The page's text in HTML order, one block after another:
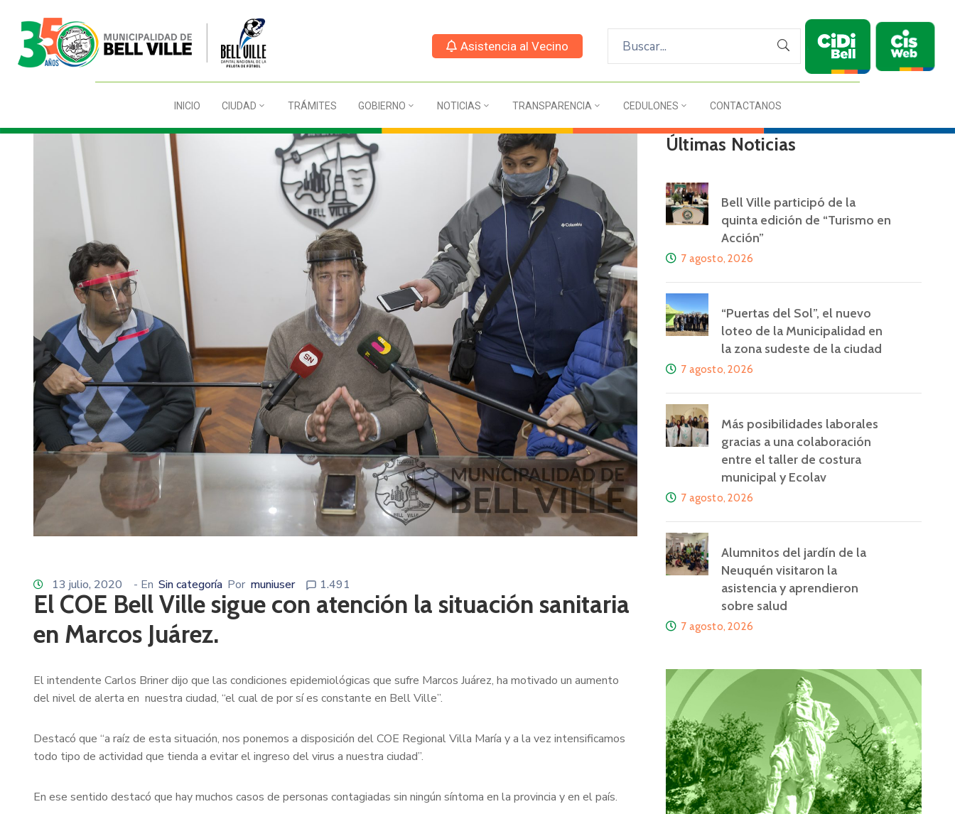
Asistencia al Vecino
INICIO CIUDAD TRÁMITES GOBIERNO NOTICIAS TRANSPARENCIA CEDULONES CONTACTANOS
13 julio, 2020 - En Sin categoría Por muniuser 1.491
El COE Bell Ville sigue con atención la situación sanitaria
en Marcos Juárez.
El intendente Carlos Briner dijo que las condiciones epidemiológicas que sufre Marcos Juárez, ha motivado un aumento
del nivel de alerta en nuestra ciudad, “el cual de por sí es constante en Bell Ville”.
Destacó que “a raíz de esta situación, nos ponemos a disposición del COE Regional Villa María y a la vez intensificamos
todo tipo de actividad que tienda a evitar el ingreso del virus a nuestra ciudad”.
En ese sentido destacó que hay muchos casos de personas contagiadas sin ningún síntoma en la provincia y en el país.
Últimas Noticias
Bell Ville participó de la
quinta edición de “Turismo en
Acción”
7 agosto, 2026
“Puertas del Sol”, el nuevo
loteo de la Municipalidad en
la zona sudeste de la ciudad
7 agosto, 2026
Más posibilidades laborales
gracias a una colaboración
entre el taller de costura
municipal y Ecolav
7 agosto, 2026
Alumnitos del jardín de la
Neuquén visitaron la
asistencia y aprendieron
sobre salud
7 agosto, 2026